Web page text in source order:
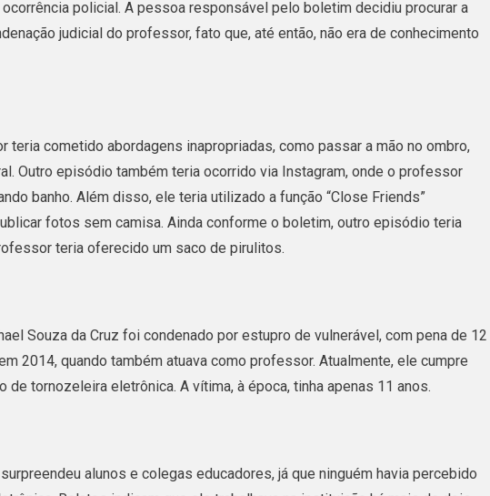
policial. A pessoa responsável pelo boletim decidiu procurar a
judicial do professor, fato que, até então, não era de conhecimento
cometido abordagens inapropriadas, como passar a mão no ombro,
Outro episódio também teria ocorrido via Instagram, onde o professor
banho. Além disso, ele teria utilizado a função “Close Friends”
fotos sem camisa. Ainda conforme o boletim, outro episódio teria
teria oferecido um saco de pirulitos.
Souza da Cruz foi condenado por estupro de vulnerável, com pena de 12
2014, quando também atuava como professor. Atualmente, ele cumpre
tornozeleira eletrônica. A vítima, à época, tinha apenas 11 anos.
alunos e colegas educadores, já que ninguém havia percebido